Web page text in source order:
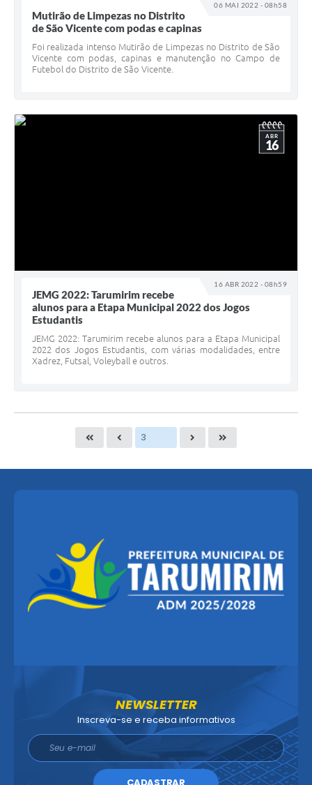
06 MAI 2022 - 08h58
Mutirão de Limpezas no Distrito
de São Vicente com podas e capinas
Foi realizada intenso Mutirão de Limpezas no Distrito de São
Vicente com podas, capinas e manutenção no Campo de
Futebol do Distrito de São Vicente.
16 ABR 2022 - 08h59
ABR
16
JEMG 2022: Tarumirim recebe
alunos para a Etapa Municipal 2022 dos Jogos
Estudantis
JEMG 2022: Tarumirim recebe alunos para a Etapa Municipal
2022 dos Jogos Estudantis, com várias modalidades, entre
Xadrez, Futsal, Voleyball e outros.
NEWSLETTER
Inscreva-se e receba informativos